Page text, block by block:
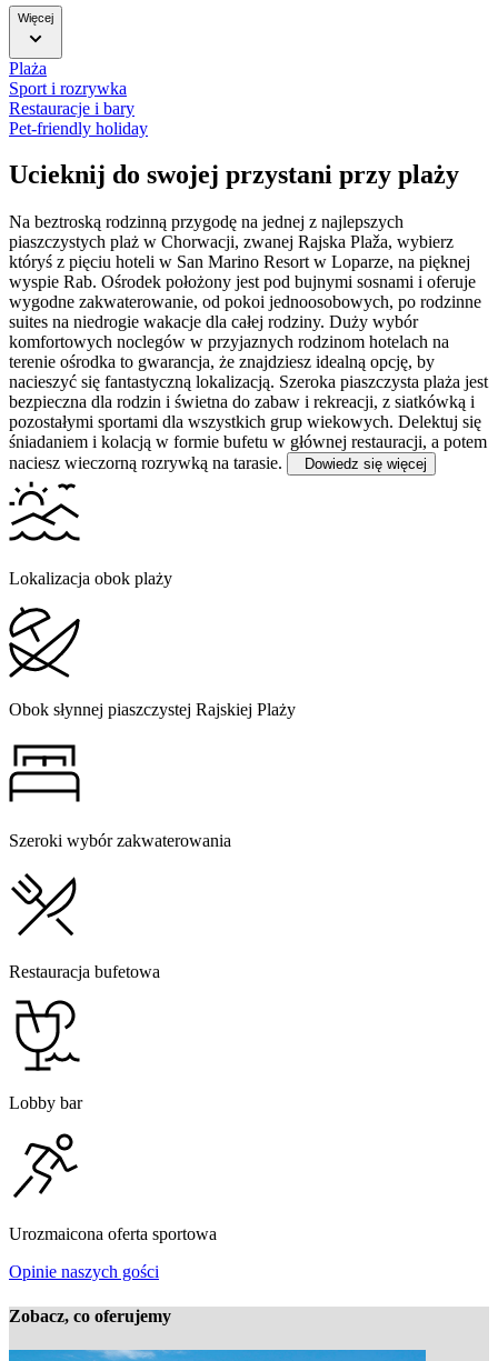
Więcej
Plaża
Sport i rozrywka
Restauracje i bary
Pet-friendly holiday
Ucieknij do swojej przystani przy plaży
Na beztroską rodzinną przygodę na jednej z najlepszych
piaszczystych plaż w Chorwacji, zwanej Rajska Plaža, wybierz
któryś z pięciu hoteli w San Marino Resort w Loparze, na pięknej
wyspie Rab. Ośrodek położony jest pod bujnymi sosnami i oferuje
wygodne zakwaterowanie, od pokoi jednoosobowych, po rodzinne
suites na niedrogie wakacje dla całej rodziny. Duży wybór
komfortowych noclegów w przyjaznych rodzinom hotelach na
terenie ośrodka to gwarancja, że znajdziesz idealną opcję, by
nacieszyć się fantastyczną lokalizacją. Szeroka piaszczysta plaża jest
bezpieczna dla rodzin i świetna do zabaw i rekreacji, z siatkówką i
pozostałymi sportami dla wszystkich grup wiekowych. Delektuj się
śniadaniem i kolacją w formie bufetu w głównej restauracji, a potem
naciesz wieczorną rozrywką na tarasie.
Dowiedz się więcej
Lokalizacja obok plaży
Obok słynnej piaszczystej Rajskiej Plaży
Szeroki wybór zakwaterowania
Restauracja bufetowa
Lobby bar
Urozmaicona oferta sportowa
Opinie naszych gości
Zobacz, co oferujemy